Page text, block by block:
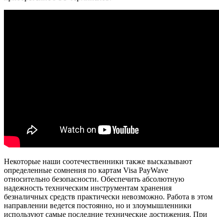
Некоторые наши соотечественники также высказывают
определенные сомнения по картам Visa PayWave
относительно безопасности. Обеспечить абсолютную
надежность техническим инструментам хранения
безналичных средств практически невозможно. Работа в этом
направлении ведется постоянно, но и злоумышленники
используют самые последние технические достижения. При